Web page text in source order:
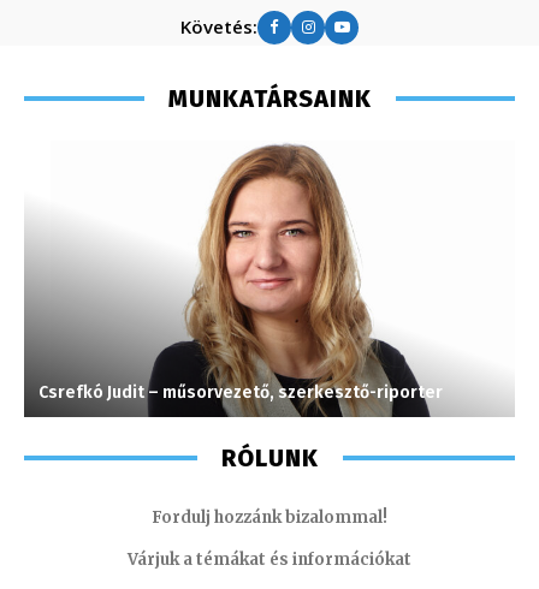
Követés:
MUNKATÁRSAINK
Csrefkó Judit – műsorvezető, szerkesztő-riporter
RÓLUNK
Fordulj hozzánk bizalommal!
Várjuk a témákat és információkat